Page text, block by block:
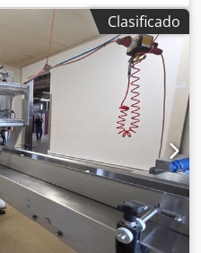
- BERTRAND
F73 - PANIRECORD F60/F57 -
Aftjck - STAFF Precios
en kits completos para
- Banda delantera - Banda
- Banda de recepción
Clasificado